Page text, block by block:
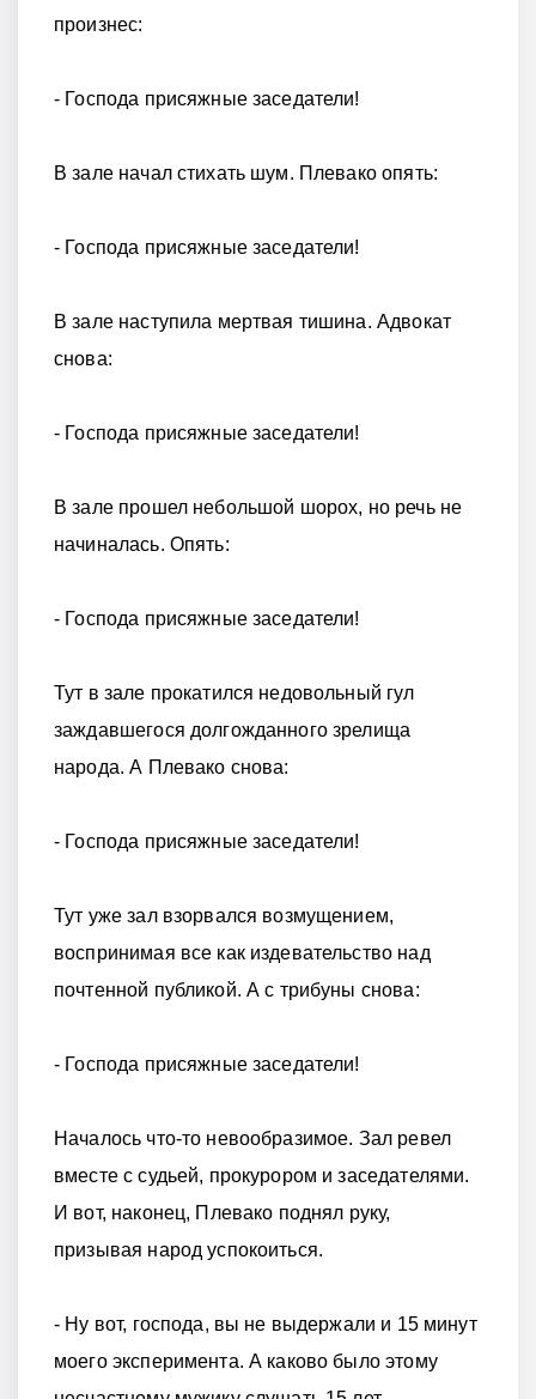
произнес:
- Господа присяжные заседатели!
В зале начал стихать шум. Плевако опять:
- Господа присяжные заседатели!
В зале наступила мертвая тишина. Адвокат
снова:
- Господа присяжные заседатели!
В зале прошел небольшой шорох, но речь не
начиналась. Опять:
- Господа присяжные заседатели!
Тут в зале прокатился недовольный гул
заждавшегося долгожданного зрелища
народа. А Плевако снова:
- Господа присяжные заседатели!
Тут уже зал взорвался возмущением,
воспринимая все как издевательство над
почтенной публикой. А с трибуны снова:
- Господа присяжные заседатели!
Началось что-то невообразимое. Зал ревел
вместе с судьей, прокурором и заседателями.
И вот, наконец, Плевако поднял руку,
призывая народ успокоиться.
- Ну вот, господа, вы не выдержали и 15 минут
моего эксперимента. А каково было этому